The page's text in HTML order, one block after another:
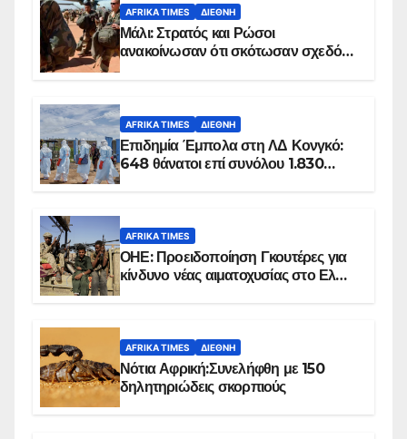
AFRIKA TIMES ΔΙΕΘΝΉ
Μάλι: Στρατός και Ρώσοι
ανακοίνωσαν ότι σκότωσαν σχεδόν
AFRIKA TIMES ΔΙΕΘΝΉ
Επιδημία Έμπολα στη ΛΔ Κονγκό:
648 θάνατοι επί συνόλου 1.830
AFRIKA TIMES
ΟΗΕ: Προειδοποίηση Γκουτέρες για
κίνδυνο νέας αιματοχυσίας στο Ελ
AFRIKA TIMES ΔΙΕΘΝΉ
Νότια Αφρική:Συνελήφθη με 150
δηλητηριώδεις σκορπιούς